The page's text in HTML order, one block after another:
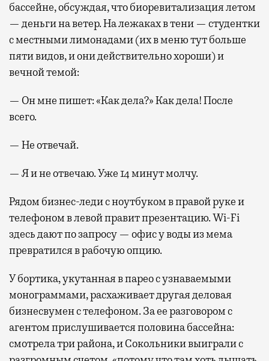
бассейне, обсуждая, что биоревитализация летом
— деньги на ветер. На лежаках в тени — студентки
с местными лимонадами (их в меню тут больше
пяти видов, и они действительно хороши) и
вечной темой:
— Он мне пишет: «Как дела?» Как дела! После
всего.
— Не отвечай.
— Я и не отвечаю. Уже 14 минут молчу.
Рядом бизнес-леди с ноутбуком в правой руке и
телефоном в левой правит презентацию. Wi-Fi
здесь дают по запросу — офис у воды из мема
превратился в рабочую опцию.
У бортика, укутанная в парео с узнаваемыми
монограммами, расхаживает другая деловая
бизнесвумен с телефоном. За ее разговором с
агентом прислушивается половина бассейна:
смотрела три района, и Сокольники выиграли с